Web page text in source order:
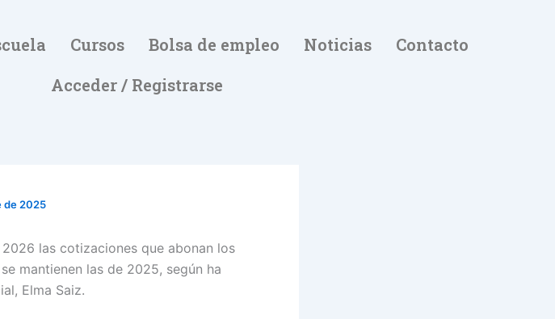
Cursos Bolsa de empleo Noticias
Contacto
Acceder / Registrarse
de 2025
las cotizaciones que abonan los
mantienen las de 2025, según ha
Elma Saiz.